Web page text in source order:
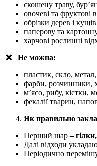
скошену траву,
овочеві та фруктові
обрізки дерев і
паперову та
харчові рослинні
❌
Не можна:
пластик, скло,
фарби, розчинники,
м’ясо, рибу, кістки,
фекалії тварин,
Як правильно
Перший шар–
Далі відходи
Періодично